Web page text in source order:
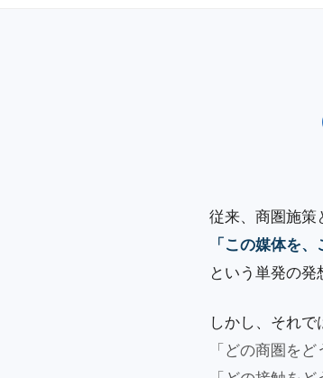
従来、商圏施策
「この媒体を、
という単発の発
しかし、それで
「どの商圏をど